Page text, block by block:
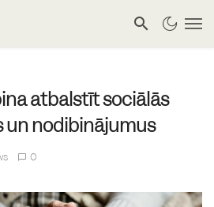
atbalstīt sociālās
un nodibinājumus
0